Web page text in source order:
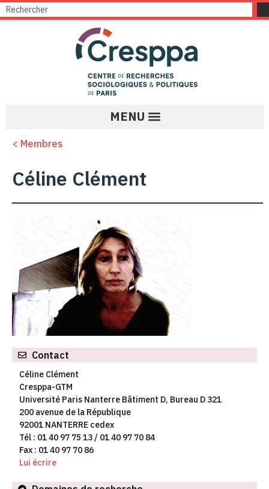
< Membres
Céline Clément
Contact
Céline Clément
Cresppa-GTM
Université Paris Nanterre Bâtiment D, Bureau D 321
200 avenue de la République
92001 NANTERRE cedex
Tél : 01 40 97 75 13 / 01 40 97 70 84
Fax : 01 40 97 70 86
Lui écrire